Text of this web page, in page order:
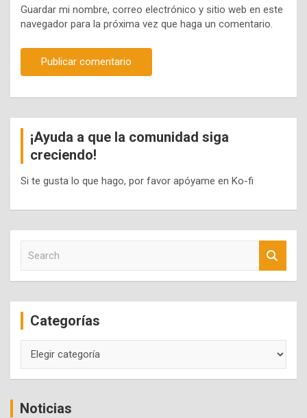
Guardar mi nombre, correo electrónico y sitio web en este
navegador para la próxima vez que haga un comentario.
¡Ayuda a que la comunidad siga
creciendo!
Si te gusta lo que hago, por favor apóyame en Ko-fi
c
Categorías
Noticias